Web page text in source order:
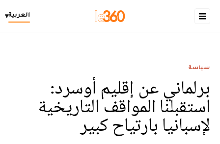
العربية▾
سياسة
برلماني عن إقليم أوسرد:
استقبلنا المواقف التاريخية
لإسبانيا بارتياح كبير